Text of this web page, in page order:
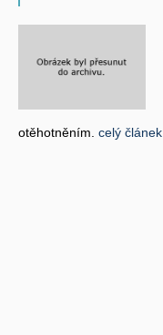
otěhotněním. celý článek